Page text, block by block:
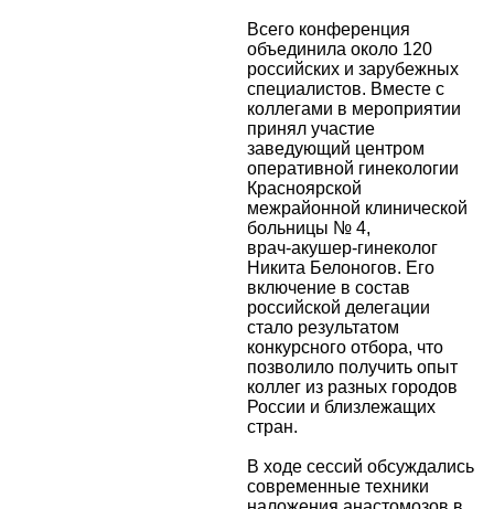
Всего конференция
объединила около 120
российских и зарубежных
специалистов. Вместе с
коллегами в мероприятии
принял участие
заведующий центром
оперативной гинекологии
Красноярской
межрайонной клинической
больницы № 4,
врач‑акушер‑гинеколог
Никита Белоногов. Его
включение в состав
российской делегации
стало результатом
конкурсного отбора, что
позволило получить опыт
коллег из разных городов
России и близлежащих
стран.
В ходе сессий обсуждались
современные техники